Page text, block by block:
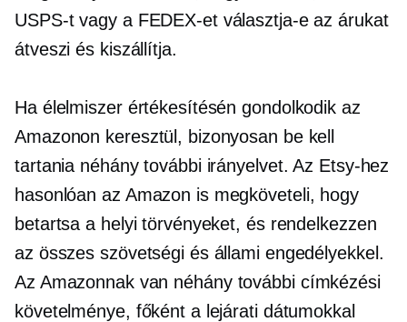
USPS-t vagy a FEDEX-et választja-e az árukat
átveszi és kiszállítja.
Ha élelmiszer értékesítésén gondolkodik az
Amazonon keresztül, bizonyosan be kell
tartania néhány további irányelvet. Az Etsy-hez
hasonlóan az Amazon is megköveteli, hogy
betartsa a helyi törvényeket, és rendelkezzen
az összes szövetségi és állami engedélyekkel.
Az Amazonnak van néhány további címkézési
követelménye, főként a lejárati dátumokkal